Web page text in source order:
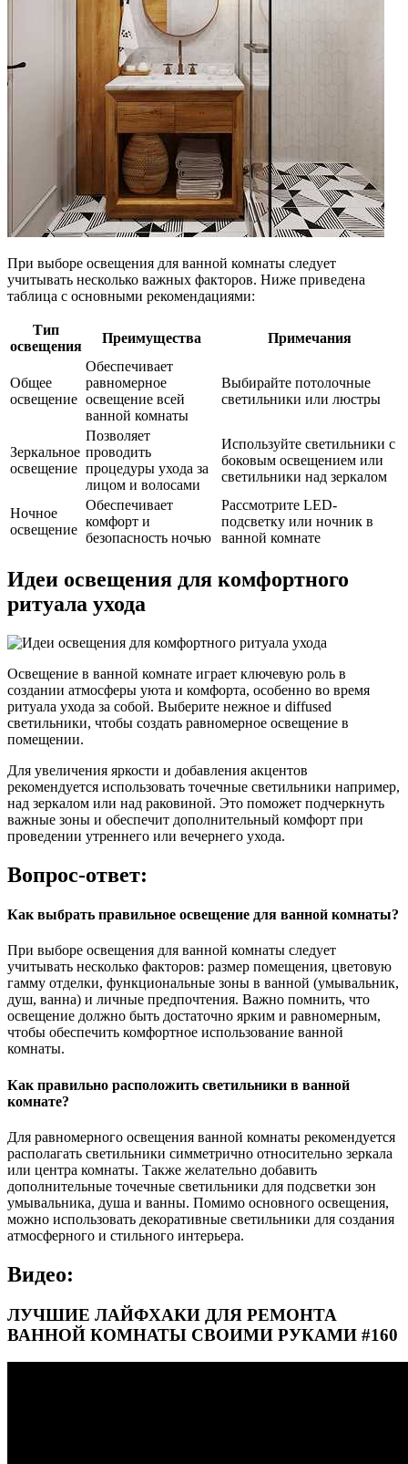
При выборе освещения для ванной комнаты следует
учитывать несколько важных факторов. Ниже приведена
таблица с основными рекомендациями:
Тип
освещения
Преимущества Примечания
Общее
освещение
Обеспечивает
равномерное
освещение всей
ванной комнаты
Выбирайте потолочные
светильники или люстры
Зеркальное
освещение
Позволяет
проводить
процедуры ухода за
лицом и волосами
Используйте светильники с
боковым освещением или
светильники над зеркалом
Ночное
освещение
Обеспечивает
комфорт и
безопасность ночью
Рассмотрите LED-
подсветку или ночник в
ванной комнате
Идеи освещения для комфортного
ритуала ухода
Освещение в ванной комнате играет ключевую роль в
создании атмосферы уюта и комфорта, особенно во время
ритуала ухода за собой. Выберите нежное и diffused
светильники, чтобы создать равномерное освещение в
помещении.
Для увеличения яркости и добавления акцентов
рекомендуется использовать точечные светильники например,
над зеркалом или над раковиной. Это поможет подчеркнуть
важные зоны и обеспечит дополнительный комфорт при
проведении утреннего или вечернего ухода.
Вопрос-ответ:
Как выбрать правильное освещение для ванной комнаты?
При выборе освещения для ванной комнаты следует
учитывать несколько факторов: размер помещения, цветовую
гамму отделки, функциональные зоны в ванной (умывальник,
душ, ванна) и личные предпочтения. Важно помнить, что
освещение должно быть достаточно ярким и равномерным,
чтобы обеспечить комфортное использование ванной
комнаты.
Как правильно расположить светильники в ванной
комнате?
Для равномерного освещения ванной комнаты рекомендуется
располагать светильники симметрично относительно зеркала
или центра комнаты. Также желательно добавить
дополнительные точечные светильники для подсветки зон
умывальника, душа и ванны. Помимо основного освещения,
можно использовать декоративные светильники для создания
атмосферного и стильного интерьера.
Видео:
ЛУЧШИЕ ЛАЙФХАКИ ДЛЯ РЕМОНТА
ВАННОЙ КОМНАТЫ СВОИМИ РУКАМИ #160